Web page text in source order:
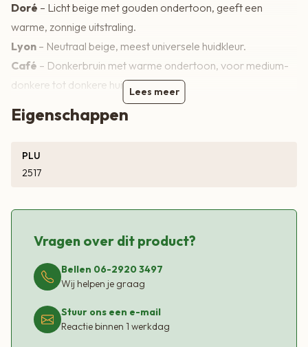
Doré – Licht beige met gouden ondertoon, geeft een
warme, zonnige uitstraling.
Lyon – Neutraal beige, meest universele huidkleur.
Café – Donkerbruin met warme ondertoon, voor medium-
donkere tot donkere huid.
– Diep donkerbruin, de donkerste bruine tint.
Singapore– Donkergrijs, koel en modern.
Marine
Kleur
Licht/donker
Onder­tint
Lees meer
Eigenschappen
PLU
2517
Vragen over dit product?
Bellen 06-2920 3497
Wij helpen je graag
Stuur ons een e-mail
Reactie binnen 1 werkdag